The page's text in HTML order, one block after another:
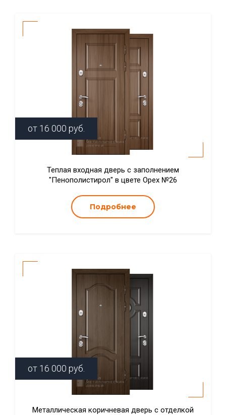
от 16 000 руб.
Теплая входная дверь с заполнением
"Пенополистирол" в цвете Орех №26
Подробнее
от 16 000 руб.
Металлическая коричневая дверь с отделкой